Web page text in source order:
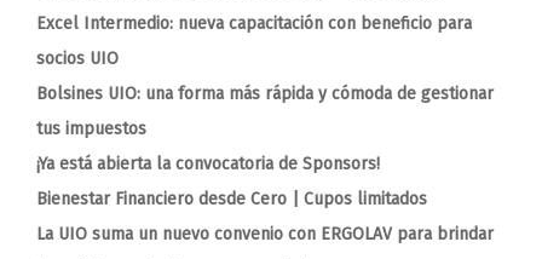
Excel Intermedio: nueva capacitación con beneficio para
socios UIO
Bolsines UIO: una forma más rápida y cómoda de gestionar
tus impuestos
¡Ya está abierta la convocatoria de Sponsors!
Bienestar Financiero desde Cero | Cupos limitados
La UIO suma un nuevo convenio con ERGOLAV para brindar